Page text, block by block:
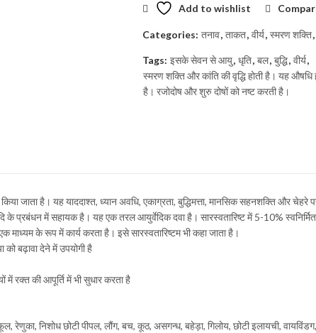
Add to wishlist
Categories: तनाव, ताकत, वीर्य, स्मरण शक्ति,
Tags: इसके सेवन से आयु, धृति, बल, बुद्धि, वीर्य,
स्मरण शक्ति और कांति की वृद्धि होती है। यह
है। रजोदोष और शुरु दोषों को नष्ट करती है।
जाता है। यह याददाश्त, ध्यान अवधि, एकाग्रता, बुद्धिमत्ता, मानसिक सहनशक्ति और
के प्रबंधन में सहायक है। यह एक तरल आयुर्वेदिक दवा है। सारस्वतारिष्ट में 5-10%
के रूप में कार्य करता है। इसे सारस्वतारिष्टम भी कहा जाता है।
को बढ़ावा देने में उपयोगी है
रक्त की आपूर्ति में भी सुधार करता है
निशोध छोटी पीपल, लौंग, बच, कूठ, असगन्ध, बहेड़ा, गिलोय, छोटी इलायची, वायविंडग,